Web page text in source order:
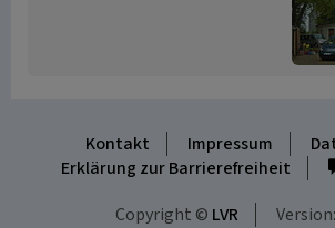
Kontakt Impressum
Erklärung zur Barrierefreiheit
Copyright © LVR